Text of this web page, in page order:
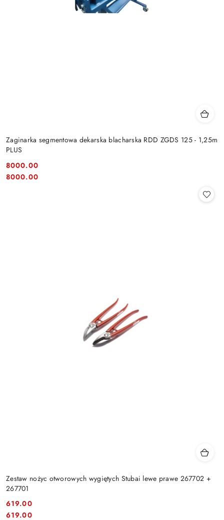
Zaginarka segmentowa dekarska blacharska RDD ZGDS 125 - 1,25m
PLUS
Cena:
8000.00
Cena:
8000.00
Zestaw nożyc otworowych wygiętych Stubai lewe prawe 267702 +
267701
Cena:
619.00
Cena:
619.00